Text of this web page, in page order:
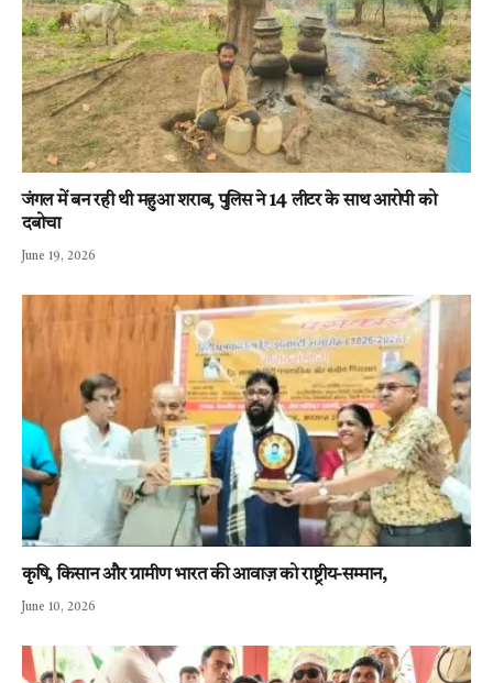
जंगल में बन रही थी महुआ शराब, पुलिस ने 14 लीटर के साथ आरोपी को
दबोचा
June 19, 2026
कृषि, किसान और ग्रामीण भारत की आवाज़ को राष्ट्रीय-सम्मान,
June 10, 2026